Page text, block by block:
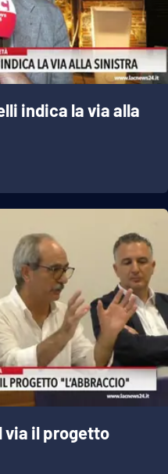
indica la via alla
via il progetto